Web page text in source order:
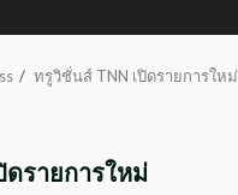
ทรูวิชั่นส์ TNN เปิดรายการใหม่
ดรายการใหม่